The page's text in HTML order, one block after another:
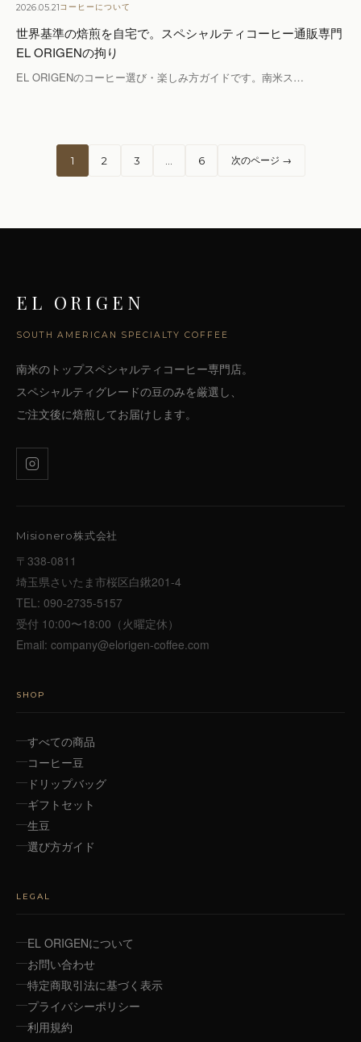
2026.05.21コーヒーについて
世界基準の焙煎を自宅で。スペシャルティコーヒー通販専門
EL ORIGENの拘り
EL ORIGENのコーヒー選び・楽しみ方ガイドです。南米ス…
の
ー
ジ
送
り
1 2 3 6 次のページ →
EL ORIGEN
SOUTH AMERICAN SPECIALTY COFFEE
南米のトップスペシャルティコーヒー専門店。
スペシャルティグレードの豆のみを厳選し、
ご注文後に焙煎してお届けします。
Misionero株式会社
〒338-0811
埼玉県さいたま市桜区白鍬201-4
TEL: 090-2735-5157
受付 10:00〜18:00（火曜定休）
Email: company@elorigen-coffee.com
SHOP
すべての商品
コーヒー豆
ドリップバッグ
ギフトセット
生豆
選び方ガイド
LEGAL
EL ORIGENについて
お問い合わせ
特定商取引法に基づく表示
プライバシーポリシー
利用規約